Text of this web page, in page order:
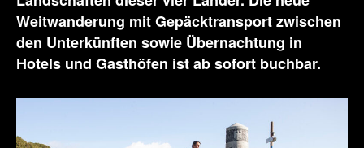
Weitwanderung mit Gepäcktransport zwischen
den Unterkünften sowie Übernachtung in
Hotels und Gasthöfen ist ab sofort buchbar.